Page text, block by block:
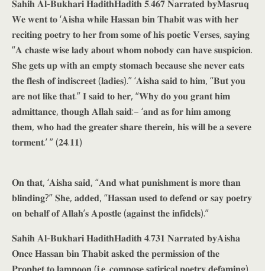
𝐒𝐚𝐡𝐢𝐡 𝐀𝐥-𝐁𝐮𝐤𝐡𝐚𝐫𝐢 𝐇𝐚𝐝𝐢𝐭𝐡𝐇𝐚𝐝𝐢𝐭𝐡 𝟓.𝟒𝟔𝟕 𝐍𝐚𝐫𝐫𝐚𝐭𝐞𝐝 𝐛𝐲𝐌𝐚𝐬𝐫𝐮𝐪
𝐖𝐞 𝐰𝐞𝐧𝐭 𝐭𝐨 ‘𝐀𝐢𝐬𝐡𝐚 𝐰𝐡𝐢𝐥𝐞 𝐇𝐚𝐬𝐬𝐚𝐧 𝐛𝐢𝐧 𝐓𝐡𝐚𝐛𝐢𝐭 𝐰𝐚𝐬 𝐰𝐢𝐭𝐡 𝐡𝐞𝐫
𝐫𝐞𝐜𝐢𝐭𝐢𝐧𝐠 𝐩𝐨𝐞𝐭𝐫𝐲 𝐭𝐨 𝐡𝐞𝐫 𝐟𝐫𝐨𝐦 𝐬𝐨𝐦𝐞 𝐨𝐟 𝐡𝐢𝐬 𝐩𝐨𝐞𝐭𝐢𝐜 𝐕𝐞𝐫𝐬𝐞𝐬, 𝐬𝐚𝐲𝐢𝐧𝐠
“𝐀 𝐜𝐡𝐚𝐬𝐭𝐞 𝐰𝐢𝐬𝐞 𝐥𝐚𝐝𝐲 𝐚𝐛𝐨𝐮𝐭 𝐰𝐡𝐨𝐦 𝐧𝐨𝐛𝐨𝐝𝐲 𝐜𝐚𝐧 𝐡𝐚𝐯𝐞 𝐬𝐮𝐬𝐩𝐢𝐜𝐢𝐨𝐧.
𝐒𝐡𝐞 𝐠𝐞𝐭𝐬 𝐮𝐩 𝐰𝐢𝐭𝐡 𝐚𝐧 𝐞𝐦𝐩𝐭𝐲 𝐬𝐭𝐨𝐦𝐚𝐜𝐡 𝐛𝐞𝐜𝐚𝐮𝐬𝐞 𝐬𝐡𝐞 𝐧𝐞𝐯𝐞𝐫 𝐞𝐚𝐭𝐬
𝐭𝐡𝐞 𝐟𝐥𝐞𝐬𝐡 𝐨𝐟 𝐢𝐧𝐝𝐢𝐬𝐜𝐫𝐞𝐞𝐭 (𝐥𝐚𝐝𝐢𝐞𝐬).” ‘𝐀𝐢𝐬𝐡𝐚 𝐬𝐚𝐢𝐝 𝐭𝐨 𝐡𝐢𝐦, “𝐁𝐮𝐭 𝐲𝐨𝐮
𝐚𝐫𝐞 𝐧𝐨𝐭 𝐥𝐢𝐤𝐞 𝐭𝐡𝐚𝐭.” 𝐈 𝐬𝐚𝐢𝐝 𝐭𝐨 𝐡𝐞𝐫, “𝐖𝐡𝐲 𝐝𝐨 𝐲𝐨𝐮 𝐠𝐫𝐚𝐧𝐭 𝐡𝐢𝐦
𝐚𝐝𝐦𝐢𝐭𝐭𝐚𝐧𝐜𝐞, 𝐭𝐡𝐨𝐮𝐠𝐡 𝐀𝐥𝐥𝐚𝐡 𝐬𝐚𝐢𝐝:– ‘𝐚𝐧𝐝 𝐚𝐬 𝐟𝐨𝐫 𝐡𝐢𝐦 𝐚𝐦𝐨𝐧𝐠
𝐭𝐡𝐞𝐦, 𝐰𝐡𝐨 𝐡𝐚𝐝 𝐭𝐡𝐞 𝐠𝐫𝐞𝐚𝐭𝐞𝐫 𝐬𝐡𝐚𝐫𝐞 𝐭𝐡𝐞𝐫𝐞𝐢𝐧, 𝐡𝐢𝐬 𝐰𝐢𝐥𝐥 𝐛𝐞 𝐚 𝐬𝐞𝐯𝐞𝐫𝐞
𝐭𝐨𝐫𝐦𝐞𝐧𝐭.’ ” (𝟐𝟒.𝟏𝟏)
𝐎𝐧 𝐭𝐡𝐚𝐭, ‘𝐀𝐢𝐬𝐡𝐚 𝐬𝐚𝐢𝐝, “𝐀𝐧𝐝 𝐰𝐡𝐚𝐭 𝐩𝐮𝐧𝐢𝐬𝐡𝐦𝐞𝐧𝐭 𝐢𝐬 𝐦𝐨𝐫𝐞 𝐭𝐡𝐚𝐧
𝐛𝐥𝐢𝐧𝐝𝐢𝐧𝐠?” 𝐒𝐡𝐞, 𝐚𝐝𝐝𝐞𝐝, “𝐇𝐚𝐬𝐬𝐚𝐧 𝐮𝐬𝐞𝐝 𝐭𝐨 𝐝𝐞𝐟𝐞𝐧𝐝 𝐨𝐫 𝐬𝐚𝐲 𝐩𝐨𝐞𝐭𝐫𝐲
𝐨𝐧 𝐛𝐞𝐡𝐚𝐥𝐟 𝐨𝐟 𝐀𝐥𝐥𝐚𝐡’𝐬 𝐀𝐩𝐨𝐬𝐭𝐥𝐞 (𝐚𝐠𝐚𝐢𝐧𝐬𝐭 𝐭𝐡𝐞 𝐢𝐧𝐟𝐢𝐝𝐞𝐥𝐬).”
𝐒𝐚𝐡𝐢𝐡 𝐀𝐥-𝐁𝐮𝐤𝐡𝐚𝐫𝐢 𝐇𝐚𝐝𝐢𝐭𝐡𝐇𝐚𝐝𝐢𝐭𝐡 𝟒.𝟕𝟑𝟏 𝐍𝐚𝐫𝐫𝐚𝐭𝐞𝐝 𝐛𝐲𝐀𝐢𝐬𝐡𝐚
𝐎𝐧𝐜𝐞 𝐇𝐚𝐬𝐬𝐚𝐧 𝐛𝐢𝐧 𝐓𝐡𝐚𝐛𝐢𝐭 𝐚𝐬𝐤𝐞𝐝 𝐭𝐡𝐞 𝐩𝐞𝐫𝐦𝐢𝐬𝐬𝐢𝐨𝐧 𝐨𝐟 𝐭𝐡𝐞